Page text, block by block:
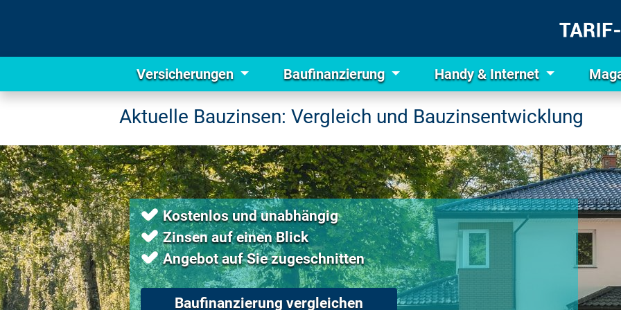
Versicherungen Baufinanzierung Handy & Internet
Aktuelle Bauzinsen: Vergleich und Bauzinsentwicklung
Kostenlos und unabhängig
Zinsen auf einen Blick
Angebot auf Sie zugeschnitten
Baufinanzierung vergleichen